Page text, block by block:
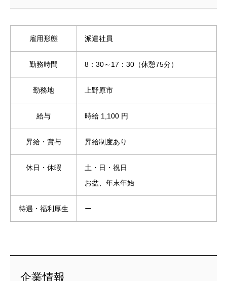
雇用形態 派遣社員
勤務時間 8：30～17：30（休憩75分）
勤務地 上野原市
給与 時給 1,100 円
昇給・賞与 昇給制度あり
休日・休暇
土・日・祝日
お盆、年末年始
待遇・福利厚生 ー
企業情報